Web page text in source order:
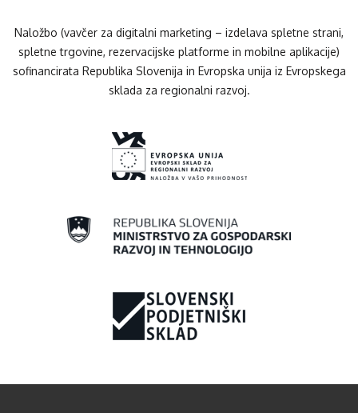
Naložbo (vavčer za digitalni marketing – izdelava spletne strani,
spletne trgovine, rezervacijske platforme in mobilne aplikacije)
sofinancirata Republika Slovenija in Evropska unija iz Evropskega
sklada za regionalni razvoj.